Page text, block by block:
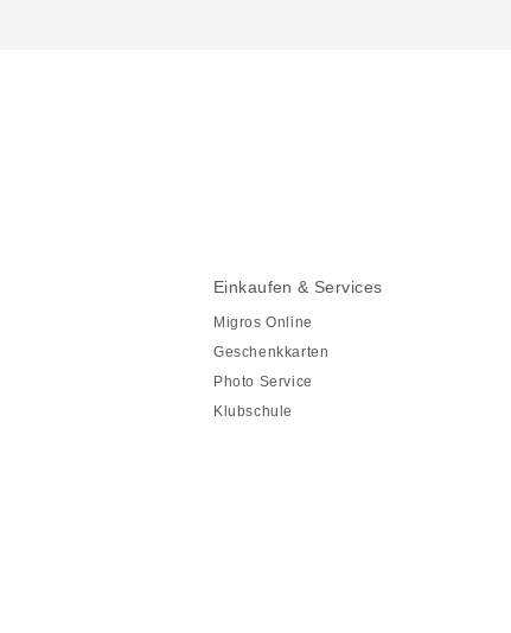
Einkaufen & Services
Migros Online
Geschenkkarten
Photo Service
Klubschule